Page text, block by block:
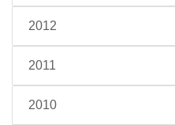
2012
2011
2010